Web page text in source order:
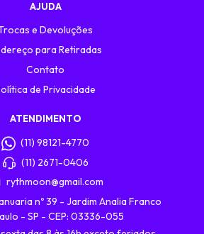
AJUDA
e Devoluções
para Retiradas
Contato
de Privacidade
ATENDIMENTO
(11) 98121-4770
(11) 2671-0406
rythmoon@gmail.com
nº 39 - Jardim Analia Franco
- SP - CEP: 03336-055